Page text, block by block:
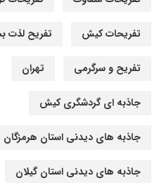
تفریحات کیش تفریح
تفریح و سرگرمی تهران
جاذبه ای گردشگری کیش
جاذبه های دیدنی استان هرمزگان
جاذبه های دیدنی استان گیلان